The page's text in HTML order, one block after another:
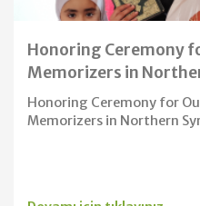
Honoring Ceremony
Memorizers in
Honoring Ceremony for
Memorizers in Northern